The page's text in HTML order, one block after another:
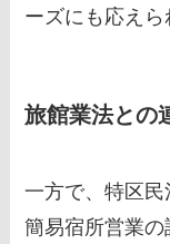
ーズにも応えら
旅館業法との
一方で、特区民
簡易宿所営業